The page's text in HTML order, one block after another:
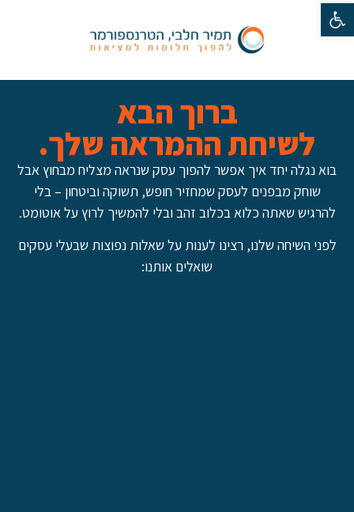
פתח סרגל נגישות
ברוך הבא
לשיחת ההמראה שלך.
בוא נגלה יחד איך אפשר להפוך עסק שנראה מצליח מבחוץ אבל
שוחק מבפנים לעסק שמחזיר חופש, תשוקה וביטחון – בלי
להרגיש שאתה כלוא בכלוב זהב ובלי להמשיך לרוץ על אוטומט.
לפני השיחה שלנו, רצינו לענות על שאלות נפוצות שבעלי עסקים
שואלים אותנו: